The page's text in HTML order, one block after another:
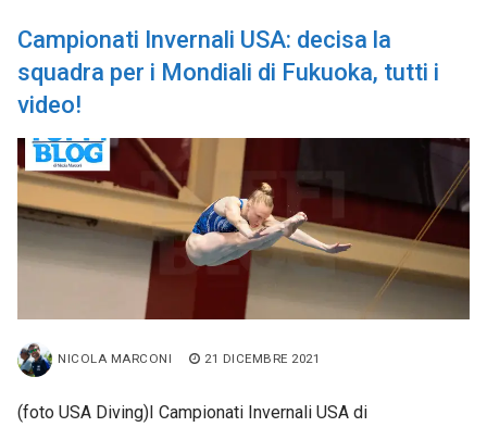
Campionati Invernali USA: decisa la
squadra per i Mondiali di Fukuoka, tutti i
video!
NICOLA MARCONI 21 DICEMBRE 2021
(foto USA Diving)I Campionati Invernali USA di